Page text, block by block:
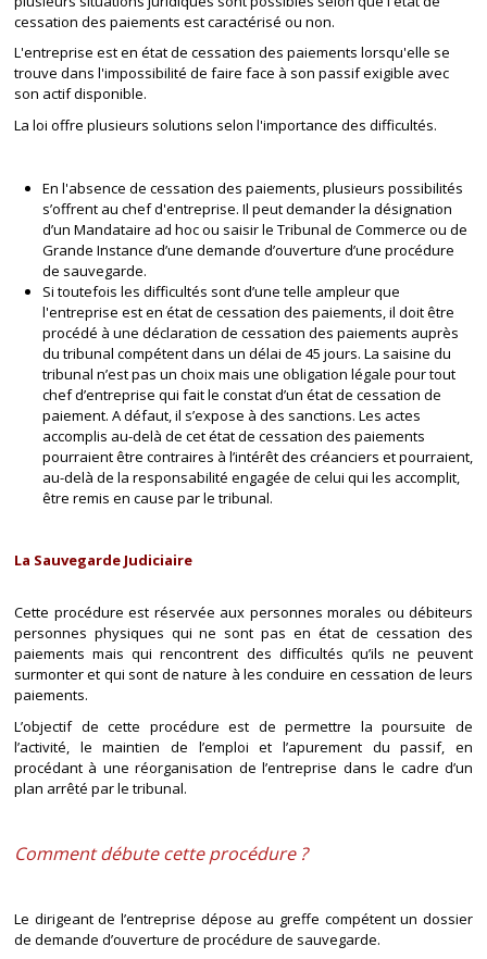
cessation des paiements est caractérisé ou non.
L'entreprise est en état de cessation des paiements lorsqu'elle se
trouve dans l'impossibilité de faire face à son passif exigible avec
son actif disponible.
La loi offre plusieurs solutions selon l'importance des difficultés.
En l'absence de cessation des paiements, plusieurs possibilités
s’offrent au chef d'entreprise. Il peut demander la désignation
d’un Mandataire ad hoc ou saisir le Tribunal de Commerce ou de
Grande Instance d’une demande d’ouverture d’une procédure
de sauvegarde.
Si toutefois les difficultés sont d’une telle ampleur que
l'entreprise est en état de cessation des paiements, il doit être
procédé à une déclaration de cessation des paiements auprès
du tribunal compétent dans un délai de 45 jours. La saisine du
tribunal n’est pas un choix mais une obligation légale pour tout
chef d’entreprise qui fait le constat d’un état de cessation de
paiement. A défaut, il s’expose à des sanctions. Les actes
accomplis au-delà de cet état de cessation des paiements
pourraient être contraires à l’intérêt des créanciers et pourraient,
au-delà de la responsabilité engagée de celui qui les accomplit,
être remis en cause par le tribunal.
La Sauvegarde Judiciaire
Cette procédure est réservée aux personnes morales ou débiteurs
personnes physiques qui ne sont pas en état de cessation des
paiements mais qui rencontrent des difficultés qu’ils ne peuvent
surmonter et qui sont de nature à les conduire en cessation de leurs
paiements.
L’objectif de cette procédure est de permettre la poursuite de
l’activité, le maintien de l’emploi et l’apurement du passif, en
procédant à une réorganisation de l’entreprise dans le cadre d’un
plan arrêté par le tribunal.
Comment débute cette procédure ?
Le dirigeant de l’entreprise dépose au greffe compétent un dossier
de demande d’ouverture de procédure de sauvegarde.